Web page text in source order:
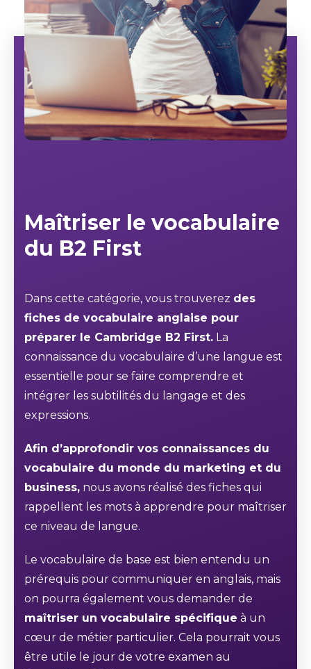
Maîtriser le vocabulaire
du B2 First
Dans cette catégorie, vous trouverez des
fiches de vocabulaire anglaise pour
préparer le Cambridge B2 First. La
connaissance du vocabulaire d’une langue est
essentielle pour se faire comprendre et
intégrer les subtilités du langage et des
expressions.
Afin d’approfondir vos connaissances du
vocabulaire du monde du marketing et du
business, nous avons réalisé des fiches qui
rappellent les mots à apprendre pour maîtriser
ce niveau de langue.
Le vocabulaire de base est bien entendu un
prérequis pour communiquer en anglais, mais
on pourra également vous demander de
maîtriser un vocabulaire spécifique à un
cœur de métier particulier. Cela pourrait vous
être utile le jour de votre examen au